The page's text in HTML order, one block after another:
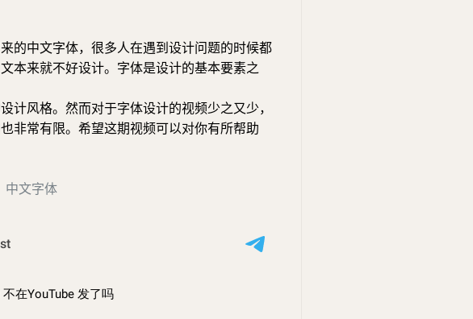
的中文字体，很多人在遇到设计问题的时候都
本来就不好设计。字体是设计的基本要素之
计风格。然而对于字体设计的视频少之又少，
非常有限。希望这期视频可以对你有所帮助
中文字体